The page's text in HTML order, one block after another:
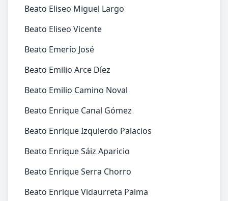
Beato Eliseo Miguel Largo
Beato Eliseo Vicente
Beato Emerío José
Beato Emilio Arce Díez
Beato Emilio Camino Noval
Beato Enrique Canal Gómez
Beato Enrique Izquierdo Palacios
Beato Enrique Sáiz Aparicio
Beato Enrique Serra Chorro
Beato Enrique Vidaurreta Palma